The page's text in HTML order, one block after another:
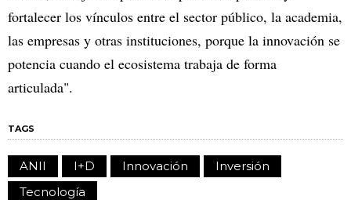
fortalecer los vínculos entre el sector público, la academia,
las empresas y otras instituciones, porque la innovación se
potencia cuando el ecosistema trabaja de forma
articulada".
TAGS
ANII I+D Innovación
Inversión
Tecnología